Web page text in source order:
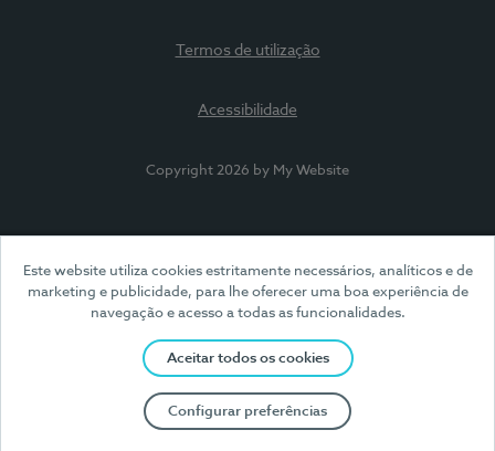
Este website utiliza cookies estritamente necessários, analíticos e de
marketing e publicidade, para lhe oferecer uma boa experiência de
navegação e acesso a todas as funcionalidades.
Aceitar todos os cookies
Configurar preferências
Termos de utilização
Acessibilidade
Copyright 2026 by My Website